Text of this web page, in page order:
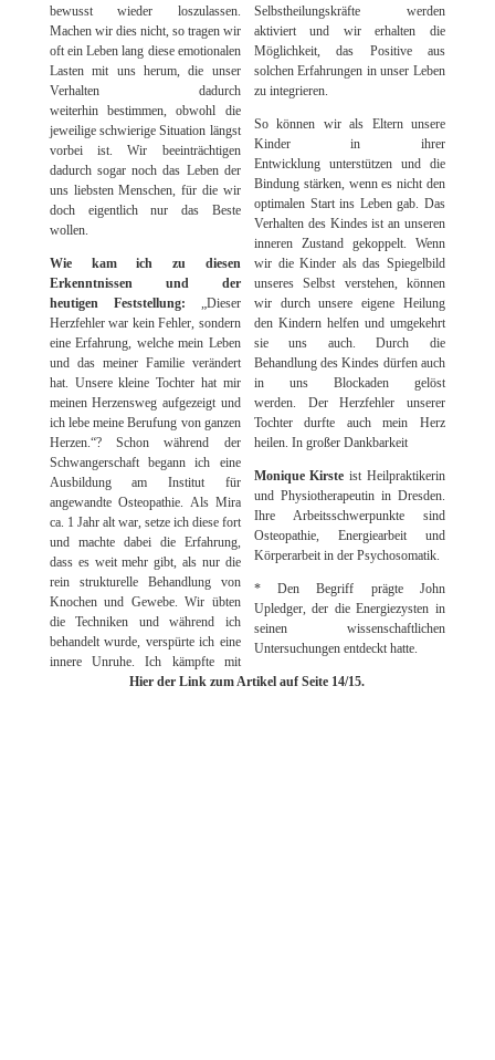
bewusst wieder loszulassen.
Machen wir dies nicht, so tragen wir
oft ein Leben lang diese emotionalen
Lasten mit uns herum, die unser
Verhalten dadurch
weiterhin bestimmen, obwohl die
jeweilige schwierige Situation längst
vorbei ist. Wir beeinträchtigen
dadurch sogar noch das Leben der
uns liebsten Menschen, für die wir
doch eigentlich nur das Beste
wollen.
Wie kam ich zu diesen
Erkenntnissen und der
heutigen Feststellung: „Dieser
Herzfehler war kein Fehler, sondern
eine Erfahrung, welche mein Leben
und das meiner Familie verändert
hat. Unsere kleine Tochter hat mir
meinen Herzensweg aufgezeigt und
ich lebe meine Berufung von ganzen
Herzen.“? Schon während der
Schwangerschaft begann ich eine
Ausbildung am Institut für
angewandte Osteopathie. Als Mira
ca. 1 Jahr alt war, setze ich diese fort
und machte dabei die Erfahrung,
dass es weit mehr gibt, als nur die
rein strukturelle Behandlung von
Knochen und Gewebe. Wir übten
die Techniken und während ich
behandelt wurde, verspürte ich eine
innere Unruhe. Ich kämpfte mit
Selbstheilungskräfte werden
aktiviert und wir erhalten die
Möglichkeit, das Positive aus
solchen Erfahrungen in unser Leben
zu integrieren.
So können wir als Eltern unsere
Kinder in ihrer
Entwicklung unterstützen und die
Bindung stärken, wenn es nicht den
optimalen Start ins Leben gab. Das
Verhalten des Kindes ist an unseren
inneren Zustand gekoppelt. Wenn
wir die Kinder als das Spiegelbild
unseres Selbst verstehen, können
wir durch unsere eigene Heilung
den Kindern helfen und umgekehrt
sie uns auch. Durch die
Behandlung des Kindes dürfen auch
in uns Blockaden gelöst
werden. Der Herzfehler unserer
Tochter durfte auch mein Herz
heilen. In großer Dankbarkeit
Monique Kirsteist Heilpraktikerin
und Physiotherapeutin in Dresden.
Ihre Arbeitsschwerpunkte sind
Osteopathie, Energiearbeit und
Körperarbeit in der Psychosomatik.
* Den Begriff prägte John
Upledger, der die Energiezysten in
seinen wissenschaftlichen
Untersuchungen entdeckt hatte.
Hier der Link zum Artikel auf Seite 14/15.